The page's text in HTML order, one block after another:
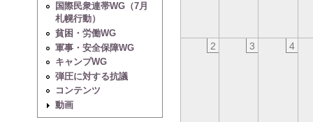
国際民衆連帯WG（7月
札幌行動）
貧困・労働WG
軍事・安全保障WG
キャンプWG
弾圧に対する抗議
コンテンツ
動画
2 3 4